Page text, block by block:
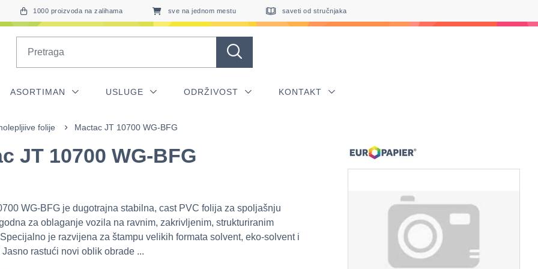
1000 proizvoda na zalihama sve na jednom mestu saveti od stručnjaka
ASORTIMAN USLUGE ODRŽIVOST KONTAKT
folije Mactac JT 10700 WG-BFG
JT 10700 WG-BFG
WG-BFG je dugotrajna stabilna, cast PVC folija za spoljašnju
za oblaganje vozila na ravnim, zakrivljenim, strukturiranim
je razvijena za štampu velikih formata solvent, eko-solvent i
Jasno rastući novi oblik obrade ...